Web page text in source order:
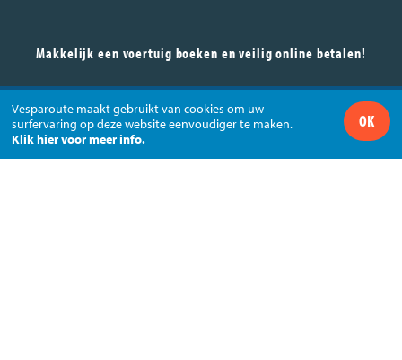
Makkelijk een voertuig boeken en veilig online betalen!
Huur je Vespa via VESPAROUTE en betaal veilig met
via
+32 (0)11 74 44 44 - info@vesparoute.com
Vesparoute maakt gebruikt van cookies om uw
surfervaring op deze website eenvoudiger te maken.
Klik hier voor meer info.
OK